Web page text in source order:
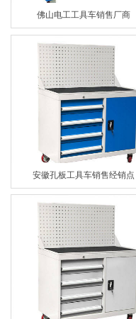
佛山电工工具车销售厂商
安徽孔板工具车销售经销点